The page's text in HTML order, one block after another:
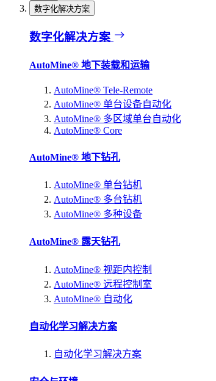
数字化解决方案
数字化解决方案
AutoMine® 地下装载和运输
AutoMine® Tele-Remote
AutoMine® 单台设备自动化
AutoMine® 多区域单台自动化
AutoMine® Core
AutoMine® 地下钻孔
AutoMine® 单台钻机
AutoMine® 多台钻机
AutoMine® 多种设备
AutoMine® 露天钻孔
AutoMine® 视距内控制
AutoMine® 远程控制室
AutoMine® 自动化
自动化学习解决方案
自动化学习解决方案